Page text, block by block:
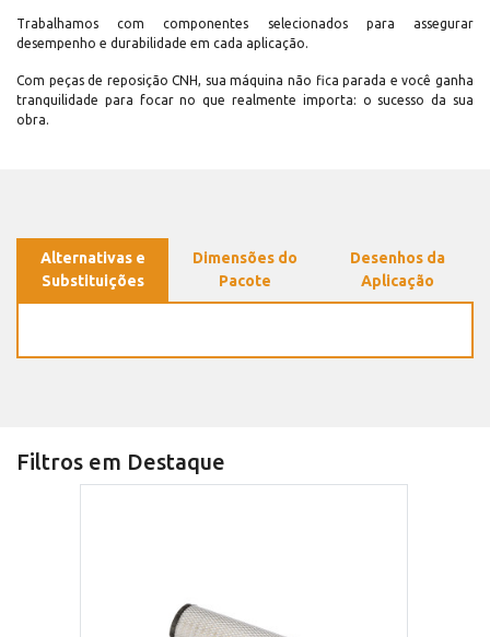
Trabalhamos com componentes selecionados para assegurar
desempenho e durabilidade em cada aplicação.
Com peças de reposição CNH, sua máquina não fica parada e você ganha
tranquilidade para focar no que realmente importa: o sucesso da sua
obra.
Alternativas e
Substituições
Dimensões do
Pacote
Desenhos da
Aplicação
Filtros em Destaque